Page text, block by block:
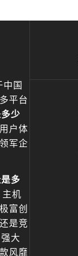
国
平台
少
户体
军企
多
机
富创
是竞
大
风靡